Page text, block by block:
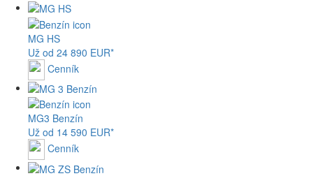
MG HS
Už od 24 890 EUR*
Cenník
MG3 Benzín
Už od 14 590 EUR*
Cenník